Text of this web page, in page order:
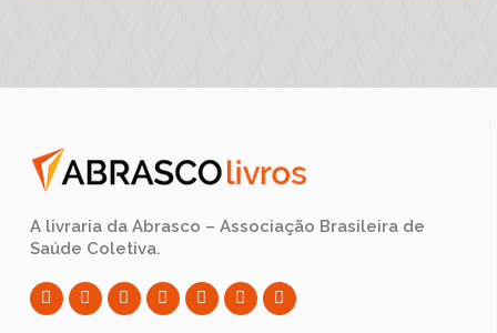
A livraria da Abrasco – Associação Brasileira de
Saúde Coletiva.